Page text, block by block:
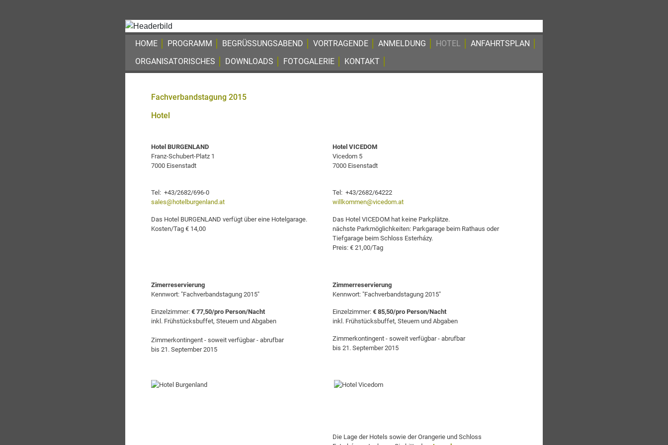
HOME PROGRAMM BEGRÜSSUNGSABEND VORTRAGENDE ANMELDUNG HOTEL
ANFAHRTSPLAN
ORGANISATORISCHES
DOWNLOADS FOTOGALERIE KONTAKT
Fachverbandstagung 2015
Hotel
Hotel BURGENLAND
Franz-Schubert-Platz 1
7000 Eisenstadt
Tel: +43/2682/696-0
sales@hotelburgenland.at
Das Hotel BURGENLAND verfügt über eine Hotelgarage.
Kosten/Tag € 14,00
Hotel VICEDOM
Vicedom 5
7000 Eisenstadt
Tel: +43/2682/64222
willkommen@vicedom.at
Das Hotel VICEDOM hat keine Parkplätze.
nächste Parkmöglichkeiten: Parkgarage beim Rathaus oder
Tiefgarage beim Schloss Esterházy.
Preis: € 21,00/Tag
Zimerreservierung
Kennwort: "Fachverbandstagung 2015"
Einzelzimmer: € 77,50/pro Person/Nacht
inkl. Frühstücksbuffet, Steuern und Abgaben
Zimmerkontingent - soweit verfügbar - abrufbar
bis 21. September 2015
Zimmerreservierung
Kennwort: "Fachverbandstagung 2015"
Einzelzimmer: € 85,50/pro Person/Nacht
inkl. Frühstücksbuffet, Steuern und Abgaben
Zimmerkontingent - soweit verfügbar - abrufbar
bis 21. September 2015
Die Lage der Hotels sowie der Orangerie und Schloss